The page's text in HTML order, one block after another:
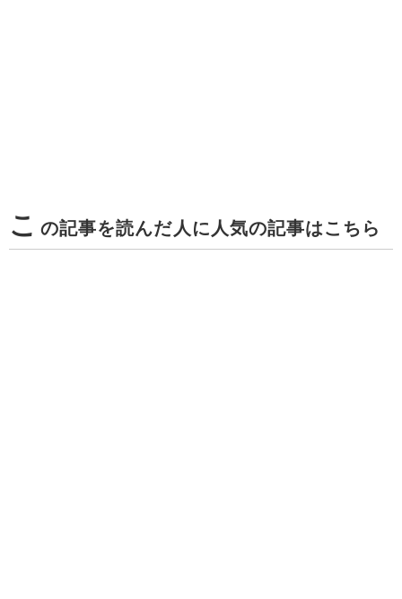
こ の記事を読んだ人に人気の記事はこちら